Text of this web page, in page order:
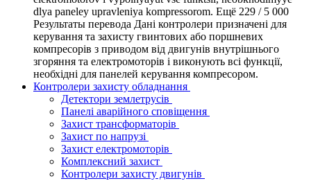
dlya paneley upravleniya kompressorom. Ещё 229 / 5 000
Результаты перевода Дані контролери призначені для
керування та захисту гвинтових або поршневих
компресорів з приводом від двигунів внутрішнього
згоряння та електромоторів і виконують всі функції,
необхідні для панелей керування компресором.
Контролери захисту обладнання
Детектори землетрусів
Панелі аварійного сповіщення
Захист трансформаторів
Захист по напрузі
Захист електромоторів
Комплексний захист
Контролери захисту двигунів